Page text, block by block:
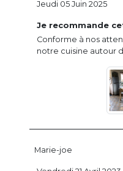
Je recommande
Conforme à nos
notre cuisine autour
Jeudi 05 Juin 2025
Marie-joe